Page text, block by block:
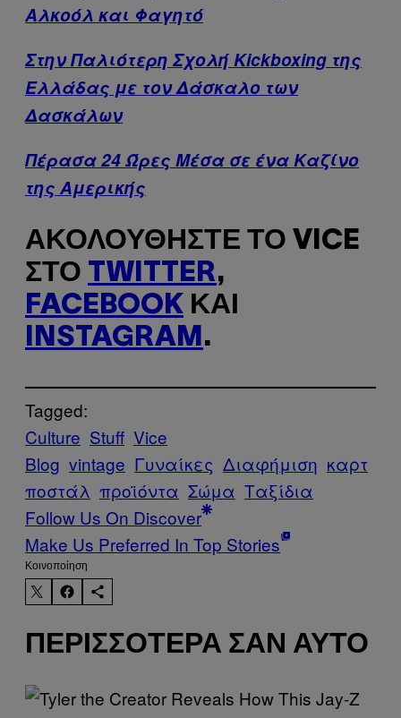
Αλκοόλ και Φαγητό
Στην Παλιότερη Σχολή Kickboxing της
Ελλάδας με τον Δάσκαλο των
Δασκάλων
Πέρασα 24 Ώρες Μέσα σε ένα Καζίνο
της Αμερικής
ΑΚΟΛΟΥΘΉΣΤΕ ΤΟ VICE
ΣΤΟ TWITTER,
FACEBOOK ΚΑΙ
INSTAGRAM .
Tagged:
Culture Stuff Vice
Blog vintage Γυναίκες Διαφήμιση καρτ
ποστάλ προϊόντα Σώμα Ταξίδια
Follow Us On Discover
Make Us Preferred In Top Stories
Kοινοποίηση
ΠΕΡΙΣΣΌΤΕΡΑ ΣΑΝ ΑΥΤΌ